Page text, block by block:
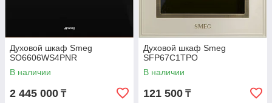
Духовой шкаф Smeg
SO6606WS4PNR
В наличии
2 445 000 ₸
Духовой шкаф Smeg
SFP67C1TPO
В наличии
121 500 ₸